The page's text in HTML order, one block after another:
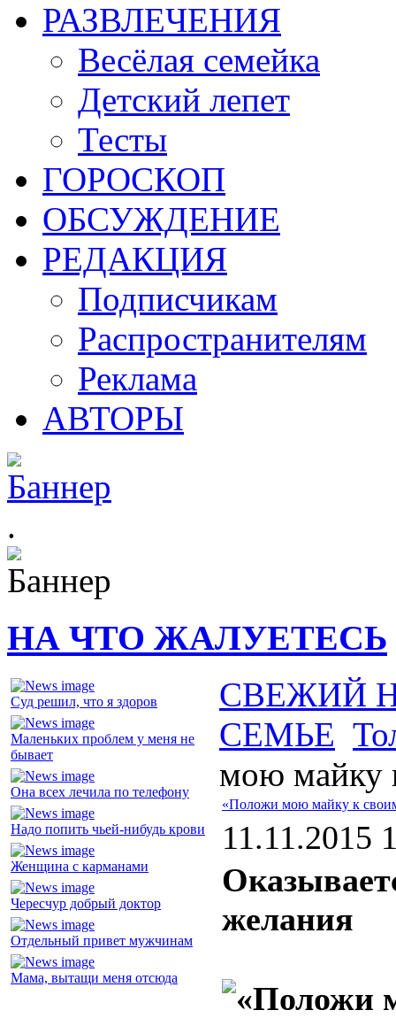
РАЗВЛЕЧЕНИЯ
Весёлая семейка
Детский лепет
Тесты
ГОРОСКОП
ОБСУЖДЕНИЕ
РЕДАКЦИЯ
Подписчикам
Распространителям
Реклама
АВТОРЫ
.
НА ЧТО ЖАЛУЕТЕСЬ
Суд решил, что я здоров
Маленьких проблем у меня не
бывает
Она всех лечила по телефону
Надо попить чьей-нибудь крови
Женщина с карманами
Чересчур добрый доктор
Отдельный привет мужчинам
Мама, вытащи меня отсюда
СВЕЖИЙ
СЕМЬЕ
мою майку
«Положи мою майку к
11.11.2015
желания